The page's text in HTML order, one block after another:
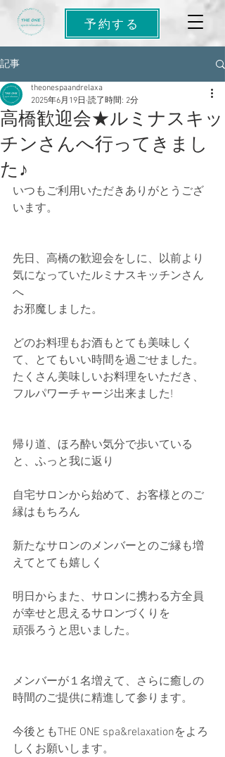
予約する
記事
高橋歓迎会★ルミナスキッ
チンさんへ行ってきまし
た♪
theonespaandrelaxa
2025年6月19日 読了時間: 2分
いつもご利用いただきありがとうござ
います。
先日、高橋の歓迎会をしに、以前より
気になっていたルミナスキッチンさん
へ
お邪魔しました。
どのお料理もお酒もとても美味しく
て、とてもいい時間を過ごせました。
たくさん美味しいお料理をいただき、
フルパワーチャージ出来ました!
帰り道、ほろ酔い気分で歩いている
と、ふっと我に返り
自宅サロンから始めて、お客様とのご
縁はもちろん
新たなサロンのメンバーとのご縁も増
えてとても嬉しく
明日からまた、サロンに携わる方全員
が幸せと思えるサロンづくりを
頑張ろうと思いました。
メンバーが１名増えて、さらに癒しの
時間のご提供に精進して参ります。
今後ともTHE ONE spa&relaxationをよろ
しくお願いします。